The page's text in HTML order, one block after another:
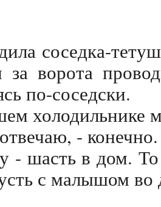
соседка-
ворота
по-соседски.
холодильнике
-
- шасть в дом.
с малышом во